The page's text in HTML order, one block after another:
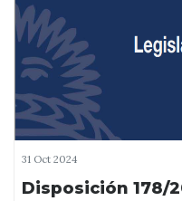
31 Oct 2024
Disposición 178/